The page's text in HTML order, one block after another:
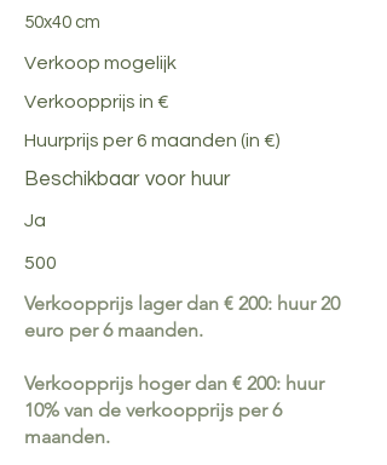
50x40 cm
Verkoop mogelijk
Verkoopprijs in €
Huurprijs per 6 maanden (in €)
Beschikbaar voor huur
Ja
500
Verkoopprijs lager dan € 200: huur 20
euro per 6 maanden.
Verkoopprijs hoger dan € 200: huur
10% van de verkoopprijs per 6
maanden.